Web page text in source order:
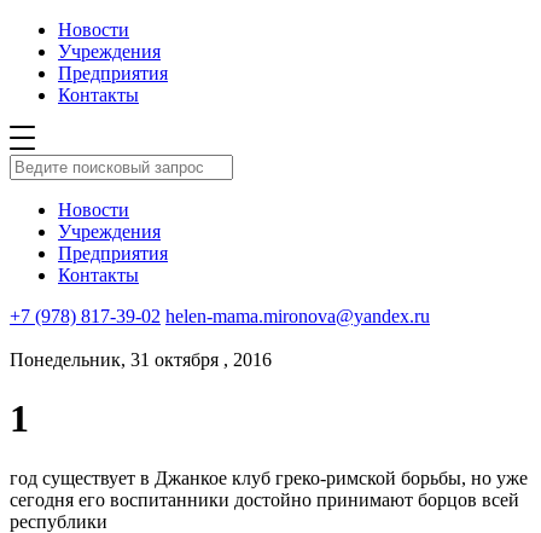
Новости
Учреждения
Предприятия
Контакты
Новости
Учреждения
Предприятия
Контакты
+7 (978) 817-39-02 helen-mama.mironova@yandex.ru
Понедельник, 31 октября , 2016
1
год существует в Джанкое клуб греко-римской борьбы, но уже
сегодня его воспитанники достойно принимают борцов всей
республики